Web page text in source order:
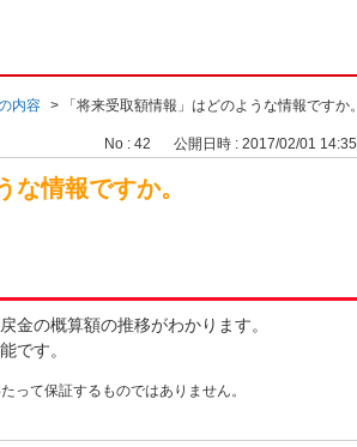
内容 > 「将来受取額情報」はどのような情報ですか。
No : 42 公開日時 : 2017/02/01 14:35
な情報ですか。
金の概算額の推移がわかります。
です。
って保証するものではありません。